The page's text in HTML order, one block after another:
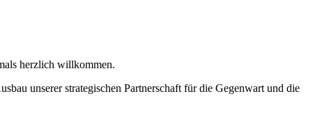
herzlich willkommen.
unserer strategischen Partnerschaft für die Gegenwart und die